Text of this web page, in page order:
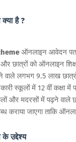
है ?
ऑनलाइन आवेदन पत्र
छात्रों को ऑनलाइन
वाले लगभग 9.5 लाख
स्कूलों में 12 वीं
और मदरसों में पढ़ने वाले
कराया जाएगा ताकि
उद्देश्य